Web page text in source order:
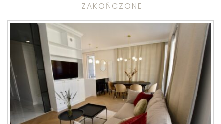
ZAKOŃCZONE